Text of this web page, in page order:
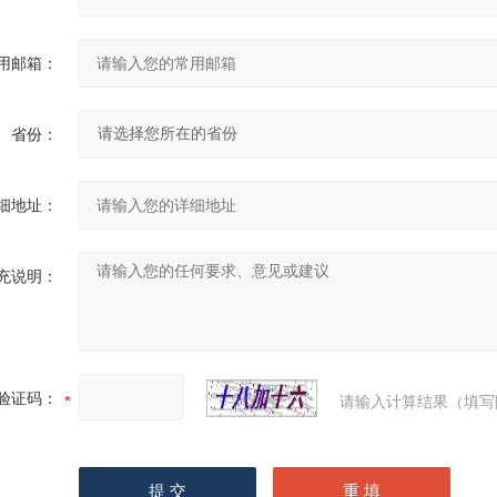
邮箱：
省份：
地址：
说明：
证码： 请输入计算结果（填